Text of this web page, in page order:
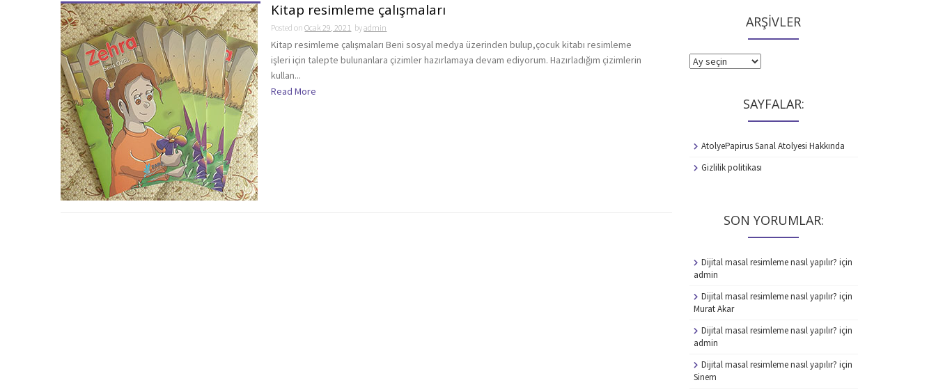
Kitap resimleme çalışmaları
Posted onOcak 29, 2021 byadmin
Kitap resimleme çalışmaları Beni sosyal medya üzerinden bulup,çocuk kitabı resimleme
işleri için talepte bulunanlara çizimler hazırlamaya devam ediyorum. Hazırladığım çizimlerin
kullan...
Read More
ARŞİVLER
ARŞİVLER
SAYFALAR:
AtolyePapirus Sanal Atolyesi Hakkında
Gizlilik politikası
SON YORUMLAR:
Dijital masal resimleme nasıl yapılır? için
admin
Dijital masal resimleme nasıl yapılır? için
Murat Akar
Dijital masal resimleme nasıl yapılır? için
admin
Dijital masal resimleme nasıl yapılır? için
Sinem